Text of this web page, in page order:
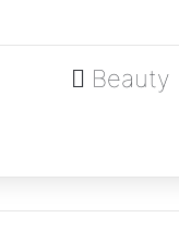
Beauty